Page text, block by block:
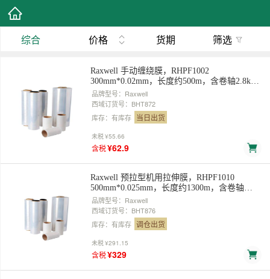
综合 价格 货期 筛选
Raxwell 手动缠绕膜，RHPF1002
300mm*0.02mm，长度约500m，含卷轴2.8kg/
卷，不含轴2.5kg/卷 售卖规格：1卷
品牌型号：Raxwell
西域订货号：BHT872
库存：有库存 当日出货
未税¥55.66
含税¥62.9
Raxwell 预拉型机用拉伸膜，RHPF1010
500mm*0.025mm，长度约1300m，含卷轴
15.0kg/卷,不含轴14.0kg/卷，1卷/箱 售卖规
格：1卷
品牌型号：Raxwell
西域订货号：BHT876
库存：有库存 调仓出货
未税¥291.15
含税¥329